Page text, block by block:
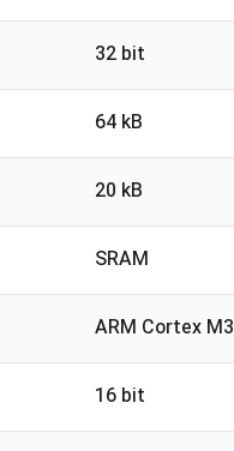
32 bit
64 kB
20 kB
SRAM
ARM Cortex M3
16 bit